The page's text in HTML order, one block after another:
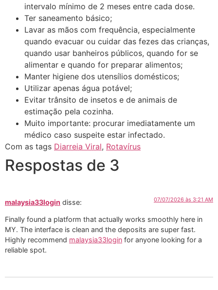
intervalo mínimo de 2 meses entre cada dose.
Ter saneamento básico;
Lavar as mãos com frequência, especialmente
quando evacuar ou cuidar das fezes das crianças,
quando usar banheiros públicos, quando for se
alimentar e quando for preparar alimentos;
Manter higiene dos utensílios domésticos;
Utilizar apenas água potável;
Evitar trânsito de insetos e de animais de
estimação pela cozinha.
Muito importante: procurar imediatamente um
médico caso suspeite estar infectado.
Com as tags Diarreia Viral, Rotavírus
Respostas de 3
malaysia33login disse: 07/07/2026 às 3:21 AM
Finally found a platform that actually works smoothly here in
MY. The interface is clean and the deposits are super fast.
Highly recommend malaysia33login for anyone looking for a
reliable spot.